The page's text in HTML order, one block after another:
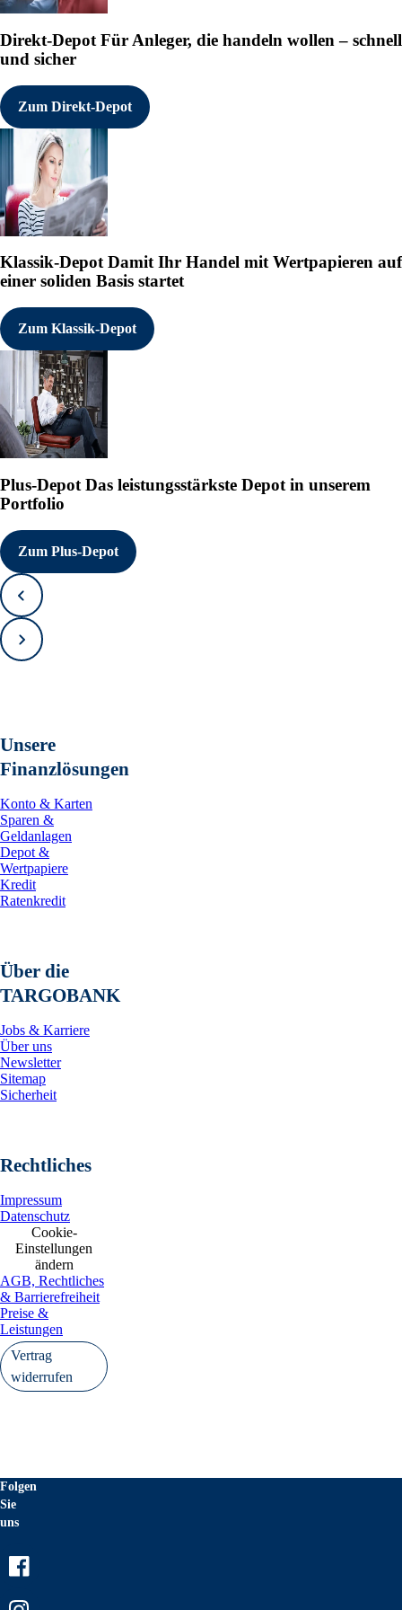
Direkt-Depot Für Anleger, die handeln wollen – schnell
und sicher
Zum Direkt-Depot
Klassik-DepotDamit Ihr Handel mit Wertpapieren auf
einer soliden Basis startet
Zum Klassik-Depot
Plus-Depot Das leistungsstärkste Depot in unserem
Portfolio
Zum Plus-Depot
Zurück
Vorwärts
Unsere
Finanzlösungen
Konto & Karten
Sparen &
Geldanlagen
Depot &
Wertpapiere
Kredit
Ratenkredit
Über die
TARGOBANK
Jobs & Karriere
Über uns
Newsletter
Sitemap
Sicherheit
Rechtliches
Impressum
Datenschutz
Cookie-
Einstellungen
ändern
AGB, Rechtliches
& Barrierefreiheit
Preise &
Leistungen
Vertrag
widerrufen
Folgen
Sie
uns